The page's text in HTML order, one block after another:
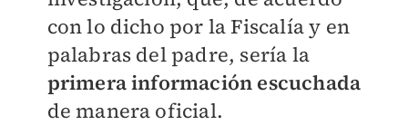
con lo dicho por la Fiscalía y en
palabras del padre, sería la
primera información escuchada
de manera oficial.